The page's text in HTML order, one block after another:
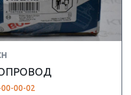
00-02